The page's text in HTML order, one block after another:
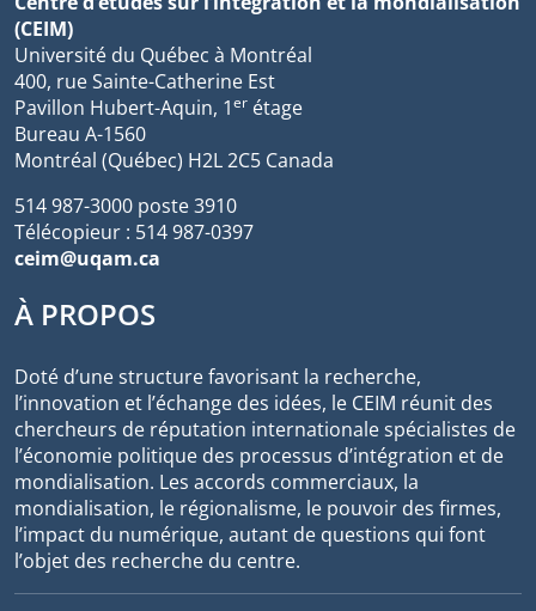
(CEIM)
Université du Québec à Montréal
400, rue Sainte-Catherine Est
Pavillon Hubert-Aquin, 1er étage
Bureau A-1560
Montréal (Québec) H2L 2C5 Canada
514 987-3000 poste 3910
Télécopieur : 514 987-0397
ceim@uqam.ca
À PROPOS
Doté d’une structure favorisant la recherche,
l’innovation et l’échange des idées, le CEIM réunit des
chercheurs de réputation internationale spécialistes de
l’économie politique des processus d’intégration et de
mondialisation. Les accords commerciaux, la
mondialisation, le régionalisme, le pouvoir des firmes,
l’impact du numérique, autant de questions qui font
l’objet des recherche du centre.